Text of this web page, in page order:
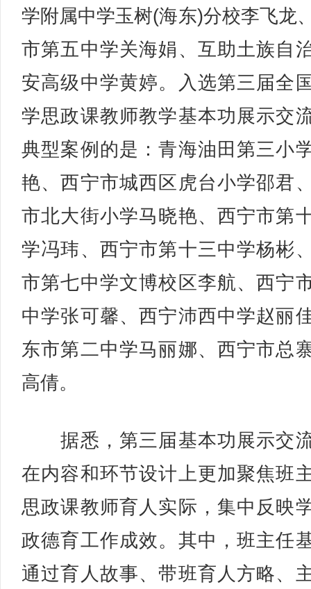
学附属中学玉树(海东)分校李飞龙
市第五中学关海娟、互助土族自
安高级中学黄婷。入选第三届全
学思政课教师教学基本功展示交
典型案例的是：青海油田第三小
艳、西宁市城西区虎台小学邵君
市北大街小学马晓艳、西宁市第
学冯玮、西宁市第十三中学杨彬
市第七中学文博校区李航、西宁
中学张可馨、西宁沛西中学赵丽
东市第二中学马丽娜、西宁市总
高倩。
据悉，第三届基本功展示交
在内容和环节设计上更加聚焦班
思政课教师育人实际，集中反映
政德育工作成效。其中，班主任
通过育人故事、带班育人方略、